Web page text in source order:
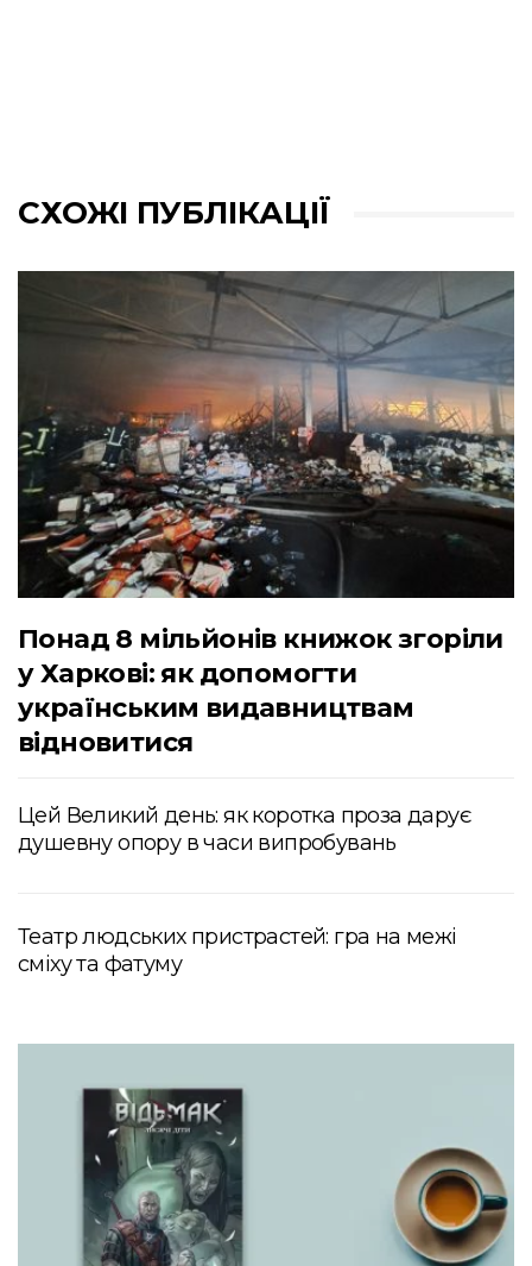
СХОЖІ ПУБЛІКАЦІЇ
Понад 8 мільйонів книжок згоріли
у Харкові: як допомогти
українським видавництвам
відновитися
Цей Великий день: як коротка проза дарує
душевну опору в часи випробувань
Театр людських пристрастей: гра на межі
сміху та фатуму